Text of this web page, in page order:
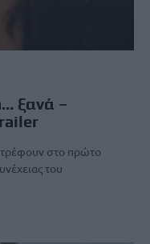
ξανά –
στο πρώτο
του